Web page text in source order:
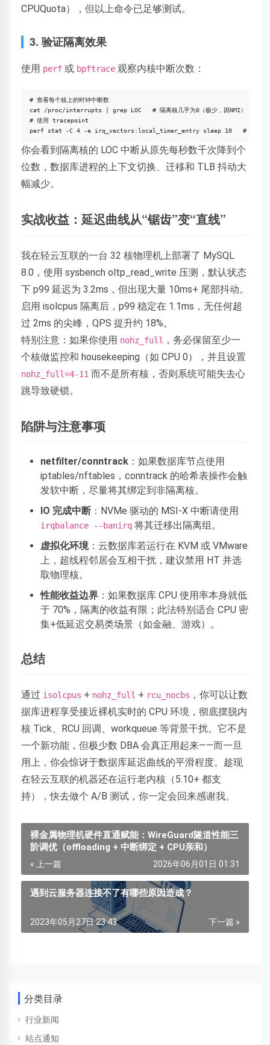
CPUQuota），但以上命令已足够测试。
3. 验证隔离效果
使用 perf 或 bpftrace 观察内核中断次数：
# 查看每个核上的时钟中断数
cat /proc/interrupts | grep LOC   # 隔离核几乎为0（极少，因NMI）
# 使用 tracepoint
perf stat -C 4 -e irq_vectors:local_timer_entry sleep 10   # 隔离核应该
你会看到隔离核的 LOC 中断从原先每秒数千次降到个
位数，数据库进程的上下文切换、迁移和 TLB 抖动大
幅减少。
实战收益：延迟曲线从“锯齿”变“直线”
我在轻云互联的一台 32 核物理机上部署了 MySQL
8.0，使用 sysbench oltp_read_write 压测，默认状态
下 p99 延迟为 3.2ms，但出现大量 10ms+ 尾部抖动。
启用 isolcpus 隔离后，p99 稳定在 1.1ms，无任何超
过 2ms 的尖峰，QPS 提升约 18%。
特别注意：如果你使用 nohz_full
，务必保留至少一
个核做监控和 housekeeping（如 CPU 0），并且设置
nohz_full=4-11 而不是所有核，否则系统可能失去心
跳导致硬锁。
陷阱与注意事项
netfilter/conntrack ：如果数据库节点使用
iptables/nftables，conntrack 的哈希表操作会触
发软中断，尽量将其绑定到非隔离核。
IO 完成中断 ：NVMe 驱动的 MSI-X 中断请使用
irqbalance --banirq 将其迁移出隔离组。
虚拟化环境：云数据库若运行在 KVM 或 VMware
上，超线程邻居会互相干扰，建议禁用 HT 并选
取物理核。
性能收益边界 ：如果数据库 CPU 使用率本身就低
于 70%，隔离的收益有限；此法特别适合 CPU 密
集+低延迟交易类场景（如金融、游戏）。
总结
通过 isolcpus + nohz_full + rcu_nocbs ，你可以让数
据库进程享受接近裸机实时的 CPU 环境，彻底摆脱内
核 Tick、RCU 回调、workqueue 等背景干扰。它不是
一个新功能，但极少数 DBA 会真正用起来——而一旦
用上，你会惊讶于数据库延迟曲线的平滑程度。趁现
在轻云互联的机器还在运行老内核（5.10+ 都支
持），快去做个 A/B 测试，你一定会回来感谢我。
裸金属物理机硬件直通赋能：WireGuard隧道性能三
阶调优（offloading + 中断绑定 + CPU亲和）
« 上一篇 2026年06月01日 01:31
遇到云服务器连接不了有哪些原因造成？
下一篇 »
2023年05月27日 23:43
分类目录
行业新闻
站点通知